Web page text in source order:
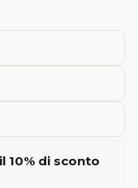
10% di sconto